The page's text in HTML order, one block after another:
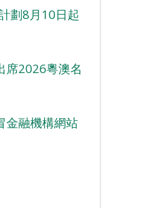
劃8月10日起
席2026粵澳名
金融機構網站